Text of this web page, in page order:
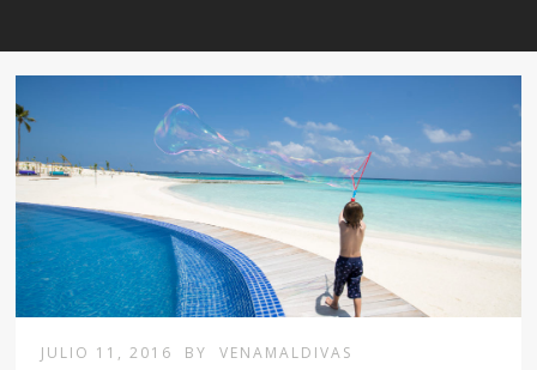
JULIO 11, 2016 BY VENAMALDIVAS